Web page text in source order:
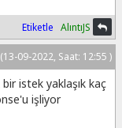
Etiketle AlıntıJS
(13-09-2022, Saat: 12:55 )
istek yaklaşık kaç
işliyor